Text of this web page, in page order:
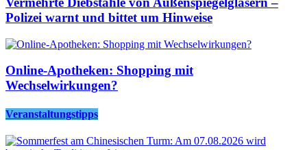
Polizei warnt und bittet um Hinweise
Online-Apotheken: Shopping mit
Wechselwirkungen?
Veranstaltungstipps